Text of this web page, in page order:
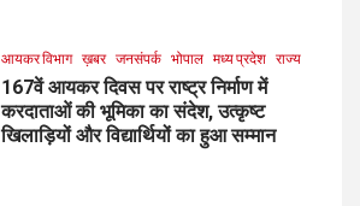
आयकर विभाग ख़बर जनसंपर्क भोपाल मध्य प्रदेश राज्य
167वें आयकर दिवस पर राष्ट्र निर्माण में
करदाताओं की भूमिका का संदेश, उत्कृष्ट
खिलाड़ियों और विद्यार्थियों का हुआ सम्मान